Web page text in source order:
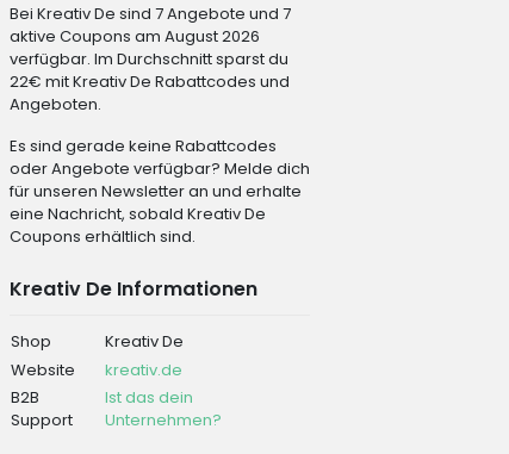
Bei Kreativ De sind 7 Angebote und 7
aktive Coupons am August 2026
verfügbar. Im Durchschnitt sparst du
22€ mit Kreativ De Rabattcodes und
Angeboten.
Es sind gerade keine Rabattcodes
oder Angebote verfügbar? Melde dich
für unseren Newsletter an und erhalte
eine Nachricht, sobald Kreativ De
Coupons erhältlich sind.
Kreativ De Informationen
Shop
Kreativ De
Website
kreativ.de
B2B
Support
Ist das dein
Unternehmen?